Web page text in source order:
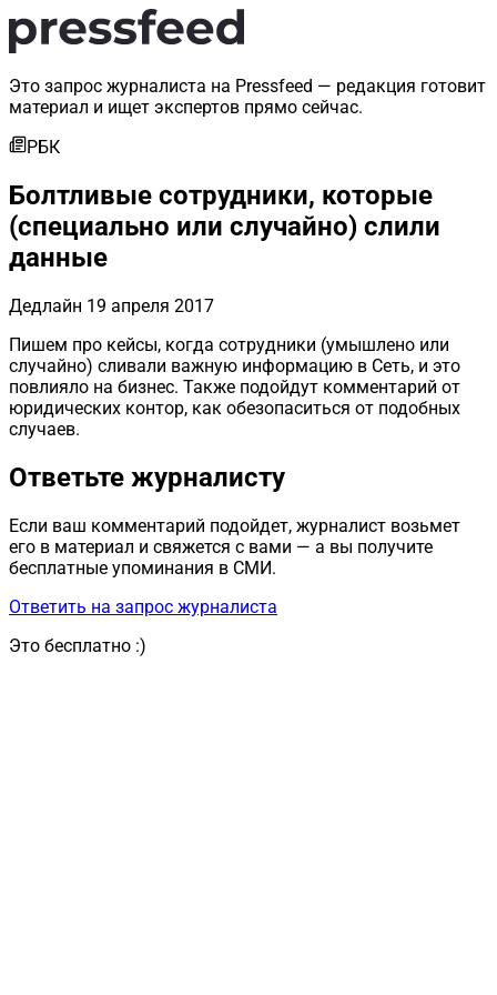
Это запрос журналиста на Pressfeed — редакция готовит
материал и ищет экспертов прямо сейчас.
РБК
Болтливые сотрудники, которые
(специально или случайно) слили
данные
Дедлайн 19 апреля 2017
Пишем про кейсы, когда сотрудники (умышлено или
случайно) сливали важную информацию в Сеть, и это
повлияло на бизнес. Также подойдут комментарий от
юридических контор, как обезопаситься от подобных
случаев.
Ответьте журналисту
Если ваш комментарий подойдет, журналист возьмет
его в материал и свяжется с вами — а вы получите
бесплатные упоминания в СМИ.
Ответить на запрос журналиста
Это бесплатно :)